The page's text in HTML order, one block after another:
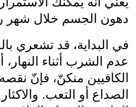
دهون الجسم خلال شهر
في البداية، قد تشعري
عدم الشرب أثناء
الكافيين منكنّ، فإنّ
الصداع أو التعب.